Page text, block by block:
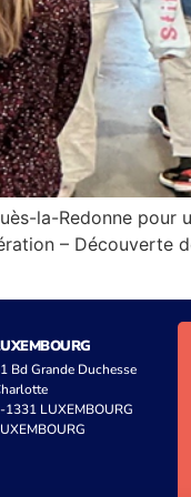
la-Redonne pour
– Découverte
Bd Grande Duchesse
1331 LUXEMBOURG